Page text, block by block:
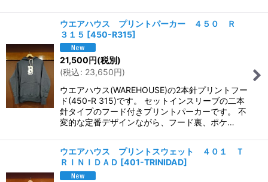
ウエアハウス プリントパーカー ４５０ Ｒ
３１５ [450-R315]
21,500円(税別)
(税込: 23,650円)
ウエアハウス(WAREHOUSE)の2本針プリントフー
ド(450-R 315)です。 セットインスリーブの二本
針タイプのフード付きプリントパーカーです。 不
変的な定番デザインながら、フード裏、ポケ…
ウエアハウス プリントスウェット ４０１ Ｔ
ＲＩＮＩＤＡＤ [401-TRINIDAD]